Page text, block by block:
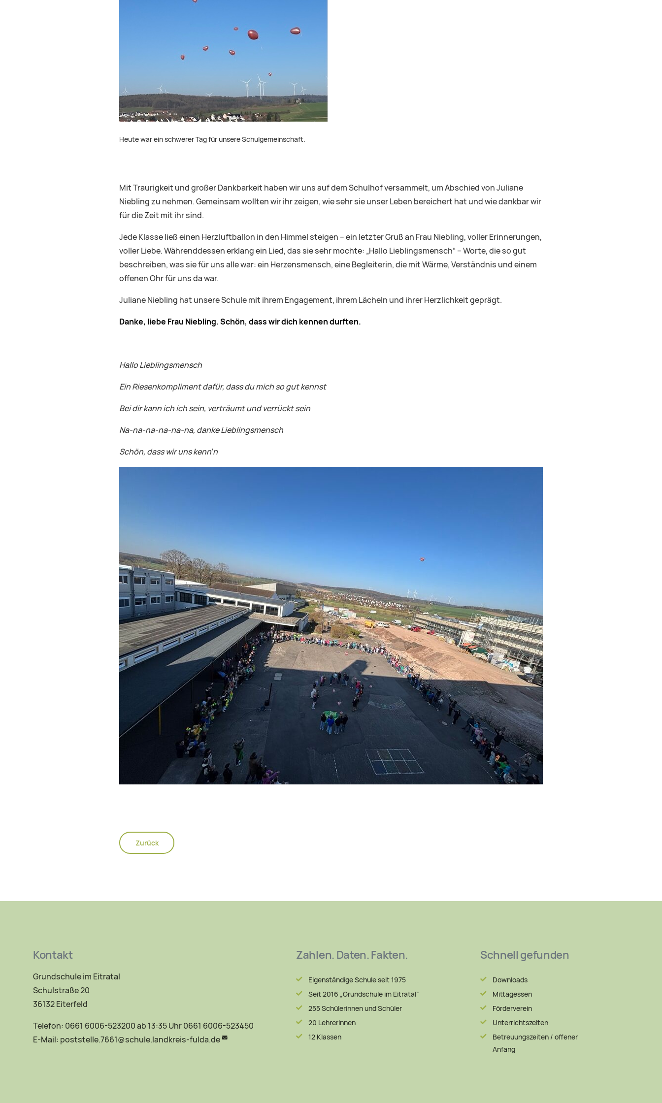
Heute war ein schwerer Tag für unsere Schulgemeinschaft.
Mit Traurigkeit und großer Dankbarkeit haben wir uns auf dem Schulhof versammelt, um Abschied von Juliane
Niebling zu nehmen. Gemeinsam wollten wir ihr zeigen, wie sehr sie unser Leben bereichert hat und wie dankbar wir
für die Zeit mit ihr sind.
Jede Klasse ließ einen Herzluftballon in den Himmel steigen – ein letzter Gruß an Frau Niebling, voller Erinnerungen,
voller Liebe. Währenddessen erklang ein Lied, das sie sehr mochte: „Hallo Lieblingsmensch“ – Worte, die so gut
beschreiben, was sie für uns alle war: ein Herzensmensch, eine Begleiterin, die mit Wärme, Verständnis und einem
offenen Ohr für uns da war.
Juliane Niebling hat unsere Schule mit ihrem Engagement, ihrem Lächeln und ihrer Herzlichkeit geprägt.
Danke, liebe Frau Niebling. Schön, dass wir dich kennen durften.
Hallo Lieblingsmensch
Ein Riesenkompliment dafür, dass du mich so gut kennst
Bei dir kann ich ich sein, verträumt und verrückt sein
Na-na-na-na-na-na, danke Lieblingsmensch
Schön, dass wir uns kenn′n
Zurück
Kontakt
Grundschule im Eitratal
Schulstraße 20
36132 Eiterfeld
Telefon: 0661 6006-523200 ab 13:35 Uhr 0661 6006-523450
E-Mail: poststelle.7661@schule.landkreis-fulda.de
Zahlen. Daten. Fakten.
Eigenständige Schule seit 1975
Seit 2016 „Grundschule im Eitratal“
255 Schülerinnen und Schüler
20 Lehrerinnen
12 Klassen
Schnell gefunden
Downloads
Mittagessen
Förderverein
Unterrichtszeiten
Betreuungszeiten / offener
Anfang